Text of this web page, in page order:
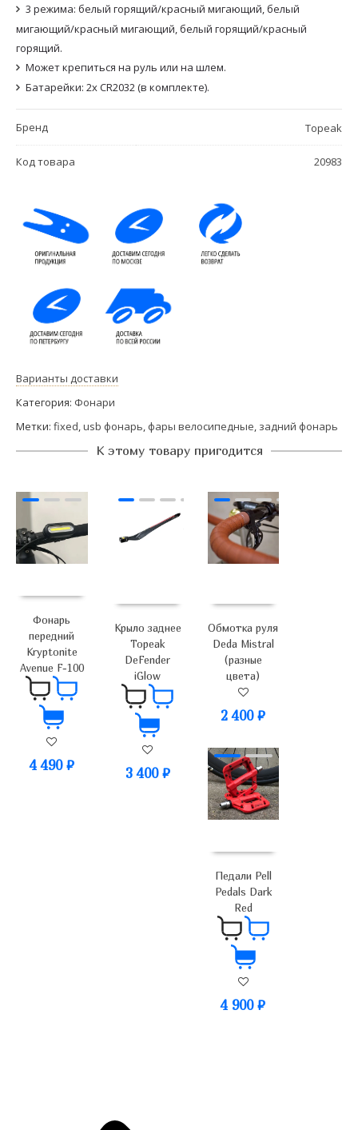
3 режима: белый горящий/красный мигающий, белый
мигающий/красный мигающий, белый горящий/красный
горящий.
Может крепиться на руль или на шлем.
Батарейки: 2x CR2032 (в комплекте).
Бренд Topeak
Код товара 20983
Варианты доставки
Категория: Фонари
Метки: fixed,usb фонарь, фары велосипедные, задний фонарь
К этому товару пригодится
Фонарь
передний
Kryptonite
Avenue F-100
4 490 ₽
Крыло заднее
Topeak
DeFender
iGlow
3 400 ₽
Обмотка руля
Deda Mistral
(разные
цвета)
2 400₽
Педали Pell
Pedals Dark
Red
4 900₽